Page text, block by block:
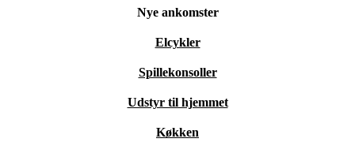
Nye ankomster
Elcykler
Spillekonsoller
Udstyr til hjemmet
Køkken